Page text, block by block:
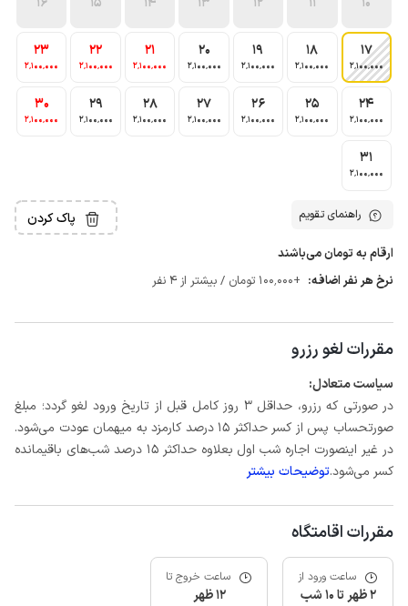
17
2٬100٬000
18
2٬100٬000
19
2٬100٬000
20
2٬100٬000
21
2٬100٬000
22
2٬100٬000
23
2٬100٬000
24
2٬100٬000
25
2٬100٬000
26
2٬100٬000
27
2٬100٬000
28
2٬100٬000
29
2٬100٬000
30
2٬100٬000
31
2٬100٬000
راهنمای تقویم پاک کردن
ارقام به تومان می‌باشند
نرخ هر نفر اضافه: +100٬000 تومان / بیشتر از 4 نفر
مقررات لغو رزرو
سیاست متعادل:
در صورتی که رزرو، حداقل 3 روز کامل قبل از تاریخ ورود لغو گردد؛ مبلغ
صورتحساب پس از کسر حداکثر 15 درصد کارمزد به میهمان عودت می‌شود.
در غیر اینصورت اجاره شب اول بعلاوه حداکثر 15 درصد شب‌های باقیمانده
کسر می‌شود.توضیحات بیشتر
مقررات اقامتگاه
ساعت ورود از
2 ظهر تا 10 شب
ساعت خروج تا
12 ظهر